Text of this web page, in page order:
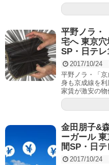
平野ノラ・
宅へ 東京
SP・日テレ
2017/10/24
平野ノラ・「
身も京成線を
家賃が激安の物
金田朋子&
ーガール
間SP・日テ
2017/10/24